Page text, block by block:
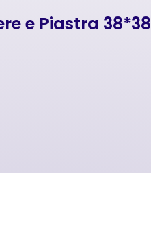
e Piastra 38*38